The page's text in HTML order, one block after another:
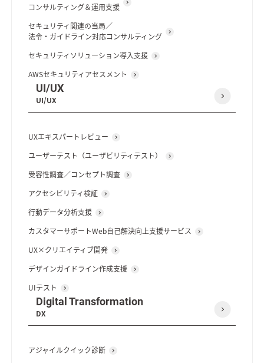
コンサルティング＆運用支援
セキュリティ関連の当局／
法令・ガイドライン対応コンサルティング
セキュリティソリューション導入支援
AWSセキュリティアセスメント
UI/UX
UI/UX
UXエキスパートレビュー
ユーザーテスト（ユーザビリティテスト）
受容性調査／コンセプト調査
アクセシビリティ検証
行動データ分析支援
カスタマーサポートWeb自己解決向上支援サービス
UX×クリエイティブ開発
デザインガイドライン作成支援
UIテスト
Digital Transformation
DX
アジャイルクイック診断